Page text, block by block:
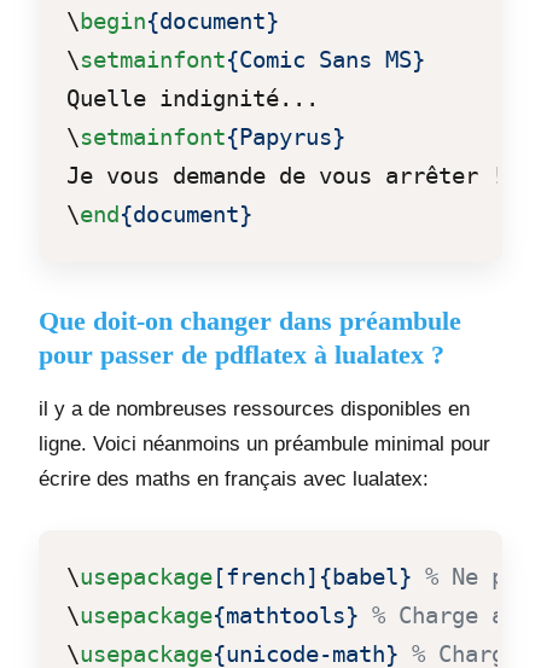
\ begin{document}
\setmainfont{Comic Sans MS}
\setmainfont{Papyrus}
\end {document}
Que doit-on changer dans préambule
pour passer de pdflatex à lualatex ?
il y a de nombreuses ressources disponibles en
ligne. Voici néanmoins un préambule minimal pour
écrire des maths en français avec lualatex:
\usepackage[french] {babel} % Ne
\usepackage{mathtools} % Charge
\usepackage{unicode-math} %